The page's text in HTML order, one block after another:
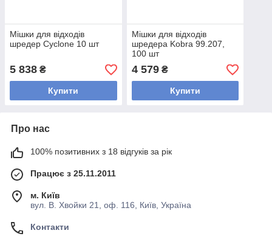
Мішки для відходів
шредер Cyclone 10 шт
5 838 ₴
Купити
Мішки для відходів
шредера Kobra 99.207,
100 шт
4 579₴
Купити
Про нас
100% позитивних з 18 відгуків за рік
Працює з 25.11.2011
м. Київ
вул. В. Хвойки 21, оф. 116, Київ, Україна
Контакти